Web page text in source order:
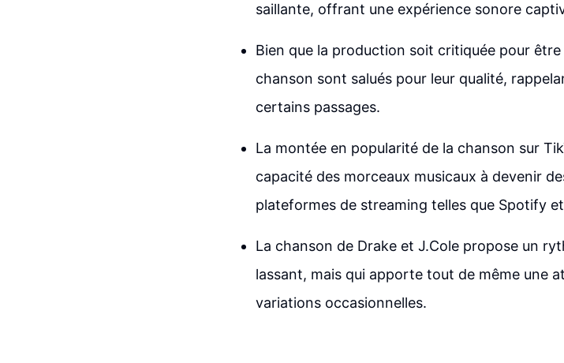
saillante, offrant une expérience sonore
Bien que la production soit critiquée pour
chanson sont salués pour leur qualité,
certains passages.
La montée en popularité de la chanson sur
capacité des morceaux musicaux à devenir
plateformes de streaming telles que Spotify
La chanson de Drake et J.Cole propose un
lassant, mais qui apporte tout de même une
variations occasionnelles.